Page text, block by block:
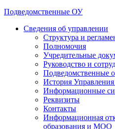
Подведомственные ОУ
Сведения об управлении
Структура и
Полномочия
Учредительные
Руководство и
Подведомственные
История Управления
Информационные
Реквизиты
Контакты
Информационная
образования и МОО